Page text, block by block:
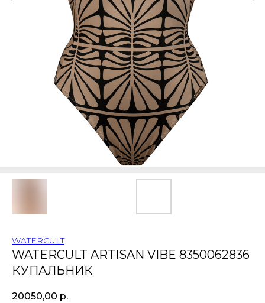
WATERCULT ARTISAN VIBE 8350062836
КУПАЛЬНИК
WATERCULT
20050,00 р.